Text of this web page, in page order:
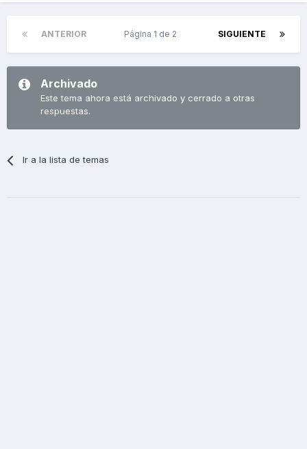
ANTERIOR SIGUIENTE
Página 1 de 2
Archivado
Este tema ahora está archivado y cerrado a otras
respuestas.
Ir a la lista de temas